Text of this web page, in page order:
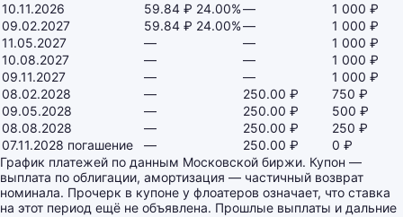
10.11.2026
59.84 ₽ 24.00%—
1 000 ₽
09.02.2027
59.84 ₽ 24.00%—
1 000 ₽
11.05.2027
— —
1 000 ₽
10.08.2027
— —
1 000 ₽
09.11.2027
— —
1 000 ₽
08.02.2028
— 250.00 ₽
750 ₽
09.05.2028
— 250.00 ₽
500 ₽
08.08.2028
— 250.00 ₽
250 ₽
07.11.2028 погашение — 250.00 ₽
0 ₽
График платежей по данным Московской биржи. Купон —
выплата по облигации, амортизация — частичный возврат
номинала. Прочерк в купоне у флоатеров означает, что ставка
на этот период ещё не объявлена. Прошлые выплаты и дальние